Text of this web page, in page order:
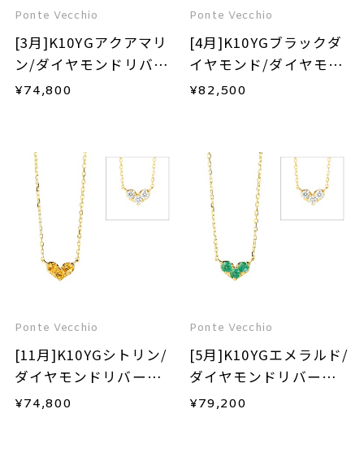
Ponte Vecchio
[3月]K10YGアクアマリ
ン/ダイヤモンドリバー
シブルネックレス
¥74,800
Ponte Vecchio
[4月]K10YGブラックダ
イヤモンド/ダイヤモン
ドリバーシブルネック
¥82,500
Ponte Vecchio
[11月]K10YGシトリン/
ダイヤモンドリバーシ
ブルネックレス
¥74,800
Ponte Vecchio
[5月]K10YGエメラルド/
ダイヤモンドリバーシ
ブルネックレス
¥79,200